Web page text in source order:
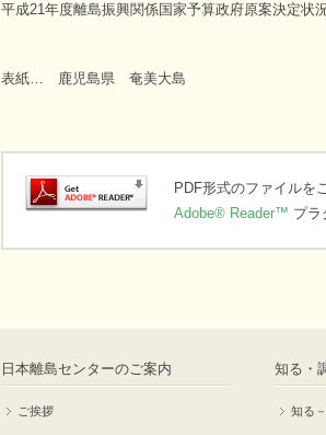
平成21年度離島振興関係国家予算政府原案決定状
表紙… 鹿児島県 奄美大島
PDF形式のファイルを
Adobe® Reader™ プラ
日本離島センターのご案内
ご挨拶
知る・
知る